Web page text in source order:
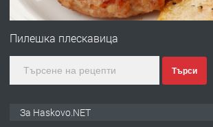
ПРЕДЛАГА
№4120 Магазин/
градската градина!
Пилешка плескавица
Търси
За Haskovo.NET